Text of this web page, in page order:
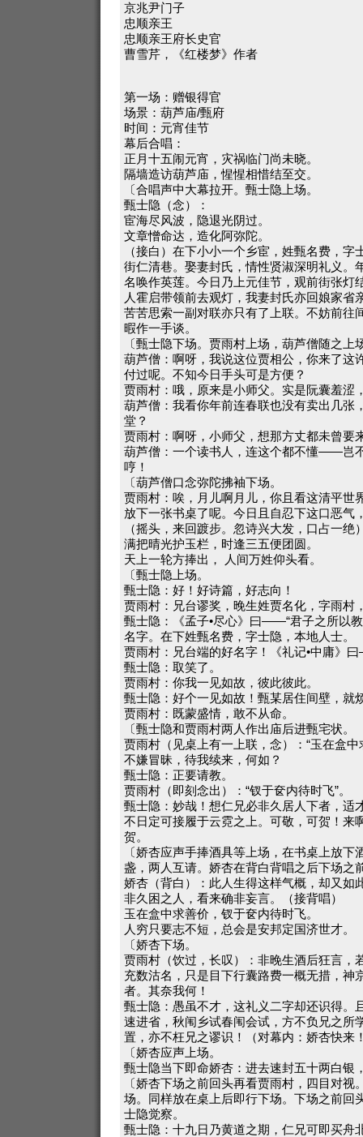
京兆尹门子
忠顺亲王
忠顺亲王府长史官
曹雪芹，《红楼梦》作者
第一场：赠银得官
场景：葫芦庙/甄府
时间：元宵佳节
幕后合唱：
正月十五闹元宵，灾祸临门尚未晓。
隔墙造访葫芦庙，惺惺相惜结至交。
〔合唱声中大幕拉开。甄士隐上场。
甄士隐（念）：
宦海尽风波，隐退光阴过。
文章憎命达，造化阿弥陀。
（接白）在下小小一个乡宦，姓甄名费，
街仁清巷。娶妻封氏，情性贤淑深明礼义。
名唤作英莲。今日乃上元佳节，观前街张灯
人霍启带领前去观灯，我妻封氏亦回娘家省
苦苦思索一副对联亦只有了上联。不妨前往
暇作一手谈。
〔甄士隐下场。贾雨村上场，葫芦僧随之上
葫芦僧：啊呀，我说这位贾相公，你来了这
付过呢。不知今日手头可是方便？
贾雨村：哦，原来是小师父。实是阮囊羞涩
葫芦僧：我看你年前连春联也没有卖出几张
堂？
贾雨村：啊呀，小师父，想那方丈都未曾要
葫芦僧：一个读书人，连这个都不懂——岂
哼！
〔葫芦僧口念弥陀拂袖下场。
贾雨村：唉，月儿啊月儿，你且看这清平世
放下一张书桌了呢。今日且自忍下这口恶气
（摇头，来回踱步。忽诗兴大发，口占一绝
满把晴光护玉栏，时逢三五便团圆。
天上一轮方捧出， 人间万姓仰头看。
〔甄士隐上场。
甄士隐：好！好诗篇，好志向！
贾雨村：兄台谬奖，晚生姓贾名化，字雨村
甄士隐：《孟子•尽心》曰——“君子之所以
名字。在下姓甄名费，字士隐，本地人士。
贾雨村：兄台端的好名字！《礼记•中庸》
甄士隐：取笑了。
贾雨村：你我一见如故，彼此彼此。
甄士隐：好个一见如故！甄某居住间壁，就
贾雨村：既蒙盛情，敢不从命。
〔甄士隐和贾雨村两人作出庙后进甄宅状。
贾雨村（见桌上有一上联，念）：“玉在盒
不嫌冒昧，待我续来，何如？
甄士隐：正要请教。
贾雨村（即刻念出）：“钗于奁内待时飞”。
甄士隐：妙哉！想仁兄必非久居人下者，适
不日定可接履于云霓之上。可敬，可贺！来
贺。
〔娇杏应声手捧酒具等上场，在书桌上放
盏，两人互请。娇杏在背白背唱之后下场之
娇杏（背白）：此人生得这样气概，却又如
非久困之人，看来确非妄言。（接背唱）
玉在盒中求善价，钗于奁内待时飞。
人穷只要志不短，总会是安邦定国济世才。
〔娇杏下场。
贾雨村（饮过，长叹）：非晚生酒后狂言，
充数沽名，只是目下行囊路费一概无措，神
者。其奈我何！
甄士隐：愚虽不才，这礼义二字却还识得。
速进省，秋闱乡试春闱会试，方不负兄之所
置，亦不枉兄之谬识！（对幕内：娇杏快来
〔娇杏应声上场。
甄士隐当下即命娇杏：进去速封五十两白银
〔娇杏下场之前回头再看贾雨村，四目对视
场。同样放在桌上后即行下场。下场之前回
士隐觉察。
甄士隐：十九日乃黄道之期，仁兄可即买舟